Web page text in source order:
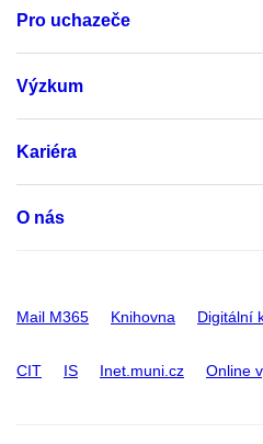
Pro uchazeče
Výzkum
Kariéra
O nás
Mail M365 Knihovna Digitální
CIT IS Inet.muni.cz Online